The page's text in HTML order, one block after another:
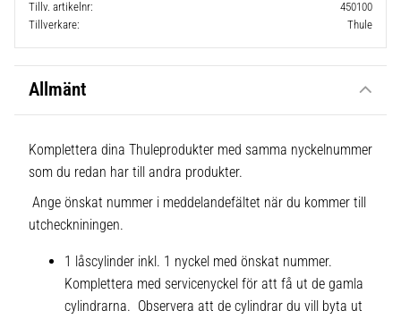
Tillv. artikelnr
450100
Tillverkare
Thule
Allmänt
Komplettera dina Thuleprodukter med samma nyckelnummer
som du redan har till andra produkter.
Ange önskat nummer i meddelandefältet när du kommer till
utcheckniningen.
1 låscylinder inkl. 1 nyckel med önskat nummer.
Komplettera med servicenyckel för att få ut de gamla
cylindrarna. Observera att de cylindrar du vill byta ut